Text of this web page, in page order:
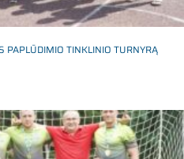
PAPLŪDIMIO TINKLINIO TURNYRĄ